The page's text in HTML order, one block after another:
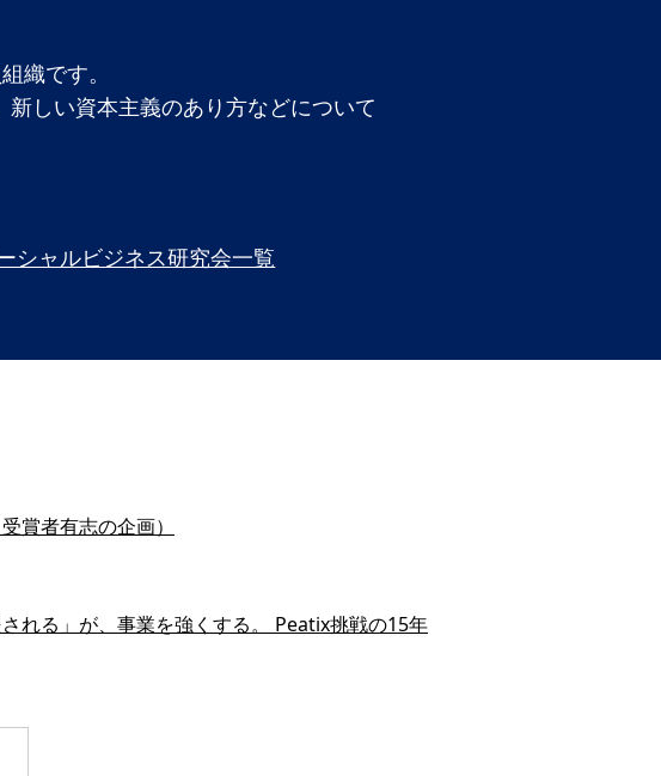
織です。
しい資本主義のあり方などについて
シャルビジネス研究会一覧
賞者有志の企画）
れる」が、事業を強くする。 Peatix挑戦の15年